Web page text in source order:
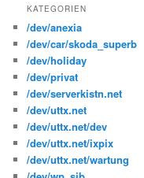
KATEGORIEN
/dev/anexia
/dev/car/skoda_superb
/dev/holiday
/dev/privat
/dev/serverkistn.net
/dev/uttx.net
/dev/uttx.net/dev
/dev/uttx.net/ixpix
/dev/uttx.net/wartung